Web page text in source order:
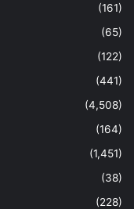
(161)
(65)
(122)
(441)
(4,508)
(164)
(1,451)
(38)
(228)